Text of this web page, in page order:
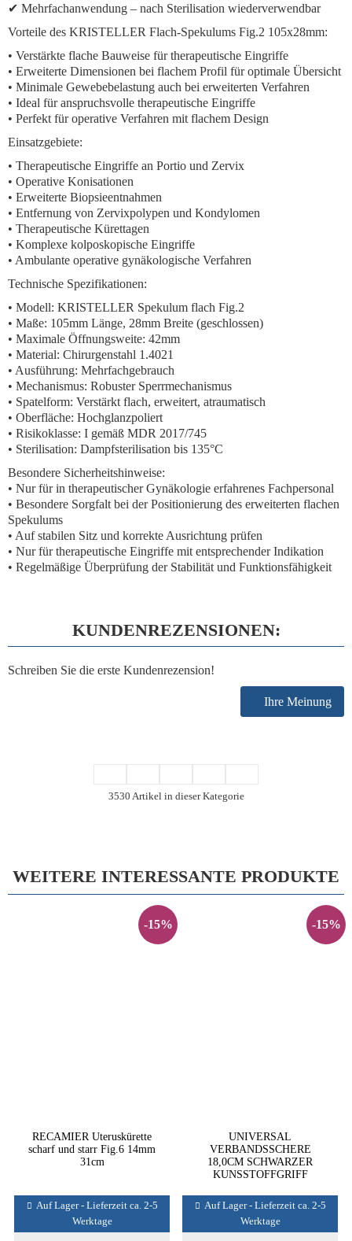
✔ Mehrfachanwendung – nach Sterilisation wiederverwendbar
Vorteile des KRISTELLER Flach-Spekulums Fig.2 105x28mm:
• Verstärkte flache Bauweise für therapeutische Eingriffe
• Erweiterte Dimensionen bei flachem Profil für optimale Übersicht
• Minimale Gewebebelastung auch bei erweiterten Verfahren
• Ideal für anspruchsvolle therapeutische Eingriffe
• Perfekt für operative Verfahren mit flachem Design
Einsatzgebiete:
• Therapeutische Eingriffe an Portio und Zervix
• Operative Konisationen
• Erweiterte Biopsieentnahmen
• Entfernung von Zervixpolypen und Kondylomen
• Therapeutische Kürettagen
• Komplexe kolposkopische Eingriffe
• Ambulante operative gynäkologische Verfahren
Technische Spezifikationen:
• Modell: KRISTELLER Spekulum flach Fig.2
• Maße: 105mm Länge, 28mm Breite (geschlossen)
• Maximale Öffnungsweite: 42mm
• Material: Chirurgenstahl 1.4021
• Ausführung: Mehrfachgebrauch
• Mechanismus: Robuster Sperrmechanismus
• Spatelform: Verstärkt flach, erweitert, atraumatisch
• Oberfläche: Hochglanzpoliert
• Risikoklasse: I gemäß MDR 2017/745
• Sterilisation: Dampfsterilisation bis 135°C
Besondere Sicherheitshinweise:
• Nur für in therapeutischer Gynäkologie erfahrenes Fachpersonal
• Besondere Sorgfalt bei der Positionierung des erweiterten flachen
Spekulums
• Auf stabilen Sitz und korrekte Ausrichtung prüfen
• Nur für therapeutische Eingriffe mit entsprechender Indikation
• Regelmäßige Überprüfung der Stabilität und Funktionsfähigkeit
KUNDENREZENSIONEN:
Schreiben Sie die erste Kundenrezension!
Ihre Meinung
3530 Artikel in dieser Kategorie
WEITERE INTERESSANTE PRODUKTE
-15%
RECAMIER Uteruskürette
scharf und starr Fig.6 14mm
31cm
Auf Lager - Lieferzeit ca. 2-5
Werktage
-15%
UNIVERSAL
VERBANDSSCHERE
18,0CM SCHWARZER
KUNSSTOFFGRIFF
Auf Lager - Lieferzeit ca. 2-5
Werktage